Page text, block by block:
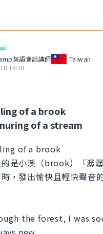
英語會話講師
Taiwan
15:10
of a brook
of a stream
of a brook
是小溪（brook）「潺
，發出愉快且輕快聲音
the forest, I was